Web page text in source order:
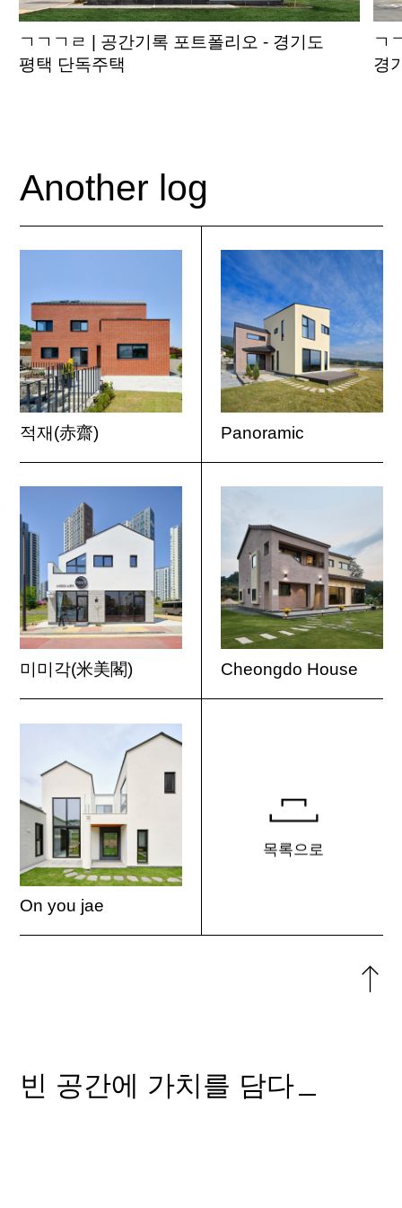
ㄱㄱㄱㄹ | 공간기록 포트폴리오 - 경기도
평택 단독주택
ㄱ
경
Another log
적재(赤齋) Panoramic
미미각(米美閣) Cheongdo House
On you jae
목록으로
위로
빈 공간에 가치를 담다